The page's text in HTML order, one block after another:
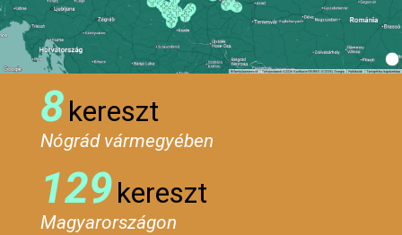
8kereszt
Nógrád vármegyében
129kereszt
Magyarországon